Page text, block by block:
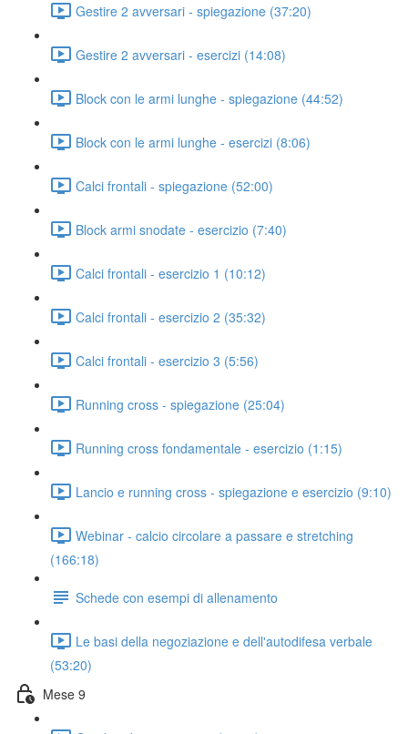
Gestire 2 avversari - spiegazione (37:20)
Gestire 2 avversari - esercizi (14:08)
Block con le armi lunghe - spiegazione (44:52)
Block con le armi lunghe - esercizi (8:06)
Calci frontali - spiegazione (52:00)
Block armi snodate - esercizio (7:40)
Calci frontali - esercizio 1 (10:12)
Calci frontali - esercizio 2 (35:32)
Calci frontali - esercizio 3 (5:56)
Running cross - spiegazione (25:04)
Running cross fondamentale - esercizio (1:15)
Lancio e running cross - spiegazione e esercizio (9:10)
Webinar - calcio circolare a passare e stretching
(166:18)
Schede con esempi di allenamento
Le basi della negoziazione e dell'autodifesa verbale
(53:20)
Mese 9